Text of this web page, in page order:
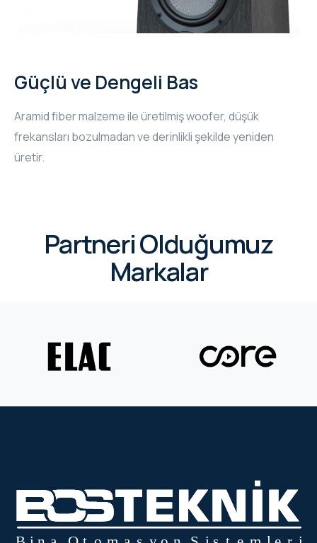
Güçlü ve Dengeli Bas
Aramid fiber malzeme ile üretilmiş woofer, düşük
frekansları bozulmadan ve derinlikli şekilde yeniden
üretir.
Partneri Olduğumuz
Markalar